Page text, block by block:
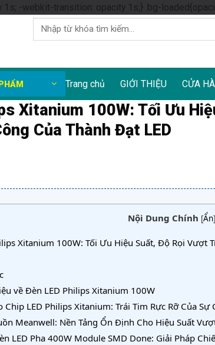
1s; -webkit-transition: opacity 1s;} .bg-
Tìm
kiếm:
Trang chủ GIỚI THIỆU CỬA
Xitanium 100W: Tối Ưu
Của Thành Đạt LED
Nội Dung Chính [Ẩn]
Xitanium 100W: Tối Ưu Hiệu Suất, Độ Rọi Vượt
về Đèn LED Philips Xitanium 100W
Chip LED Philips Xitanium: Trái Tim Rực Rỡ Của Sự
Meanwell: Nền Tảng Ổn Định Cho Hiệu Suất
LED Pha 400W Module SMD Done: Giải Pháp